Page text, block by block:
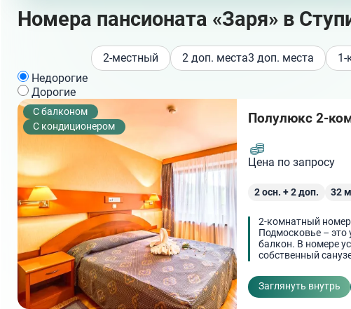
Номера пансионата «Заря» в
2-местный 2 доп. места3 доп. места 1-
Недорогие
Дорогие
C балконом
С кондиционером
Полулюкс 2-
Цена по запросу
2осн. +2доп. 32
2-комнатный номер
Подмосковье – это
балкон. В номере
собственный
Заглянуть внутрь